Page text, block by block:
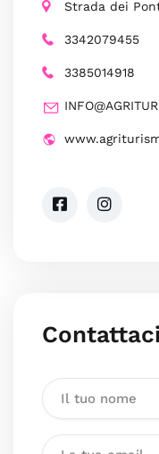
Strada dei
3342079455
3385014918
Contattaci